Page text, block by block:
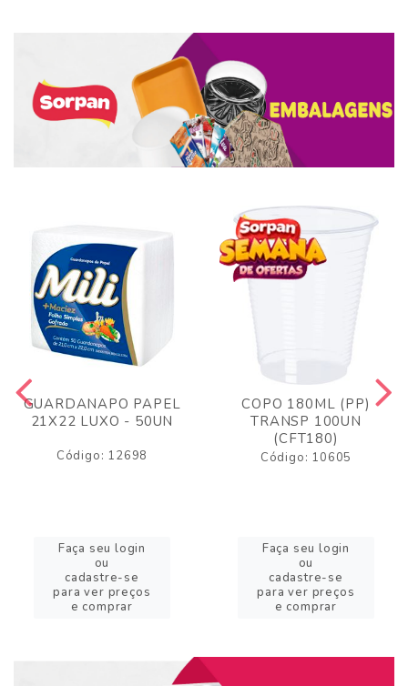
GUARDANAPO PAPEL
21X22 LUXO - 50UN
Código: 12698
Faça seu login
ou
cadastre-se
para ver preços
e comprar
COPO 180ML (PP)
TRANSP 100UN
(CFT180)
Código: 10605
Faça seu login
ou
cadastre-se
para ver preços
e comprar